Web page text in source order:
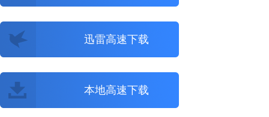
迅雷高速下载
本地高速下载